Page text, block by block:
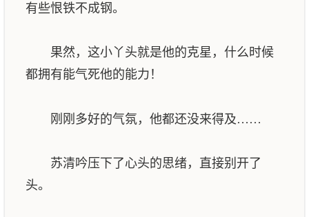
有些恨铁不成钢。
果然，这小丫头就是他的克星，什么时候
都拥有能气死他的能力！
刚刚多好的气氛，他都还没来得及……
苏清吟压下了心头的思绪，直接别开了
头。